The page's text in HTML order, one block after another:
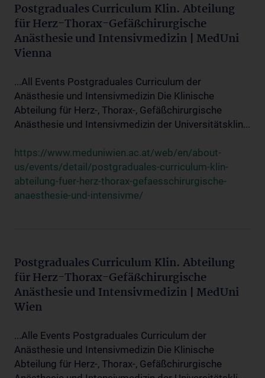
Postgraduales Curriculum Klin. Abteilung
für Herz-Thorax-Gefäßchirurgische
Anästhesie und Intensivmedizin | MedUni
Vienna
...All Events Postgraduales Curriculum der
Anästhesie und Intensivmedizin Die Klinische
Abteilung für Herz-, Thorax-, Gefäßchirurgische
Anästhesie und Intensivmedizin der Universitätsklin...
https://www.meduniwien.ac.at/web/en/about-
us/events/detail/postgraduales-curriculum-klin-
abteilung-fuer-herz-thorax-gefaesschirurgische-
anaesthesie-und-intensivme/
Postgraduales Curriculum Klin. Abteilung
für Herz-Thorax-Gefäßchirurgische
Anästhesie und Intensivmedizin | MedUni
Wien
...Alle Events Postgraduales Curriculum der
Anästhesie und Intensivmedizin Die Klinische
Abteilung für Herz-, Thorax-, Gefäßchirurgische